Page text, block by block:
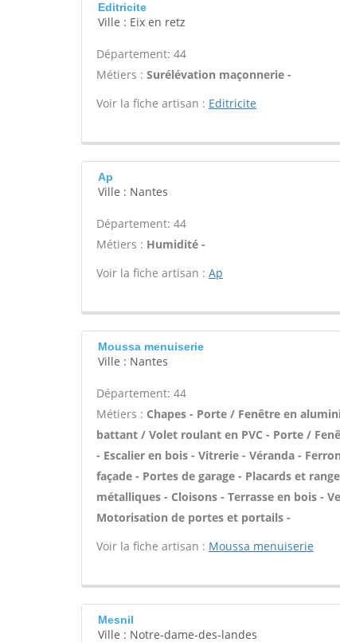
Editricite
Ville : Eix en retz
Département: 44
Métiers : Surélévation maçonnerie -
Voir la fiche artisan : Editricite
Ap
Ville : Nantes
Département: 44
Métiers : Humidité -
Voir la fiche artisan : Ap
Moussa menuiserie
Ville : Nantes
Département: 44
Métiers : Chapes - Porte / Fenêtre en
battant / Volet roulant en PVC - Porte /
- Escalier en bois - Vitrerie - Véranda -
façade - Portes de garage - Placards et
métalliques - Cloisons - Terrasse en bois -
Motorisation de portes et portails -
Voir la fiche artisan : Moussa menuiserie
Mesnil
Ville : Notre-dame-des-landes